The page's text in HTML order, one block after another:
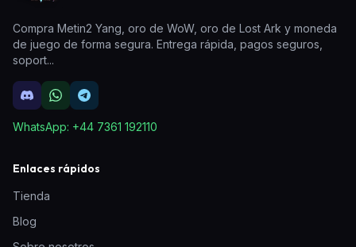
Compra Metin2 Yang, oro de WoW, oro de Lost Ark y moneda
de juego de forma segura. Entrega rápida, pagos seguros,
soport...
WhatsApp: +44 7361 192110
Enlaces rápidos
Tienda
Blog